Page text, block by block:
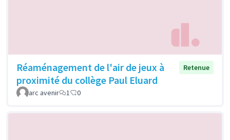
Réaménagement de l'air de jeux à
proximité du collège Paul Eluard
Retenue
arc avenir 1 0